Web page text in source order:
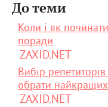
До теми
Коли і як
поради
ZAXID.NET
Вибір
обрати найкращих
ZAXID.NET